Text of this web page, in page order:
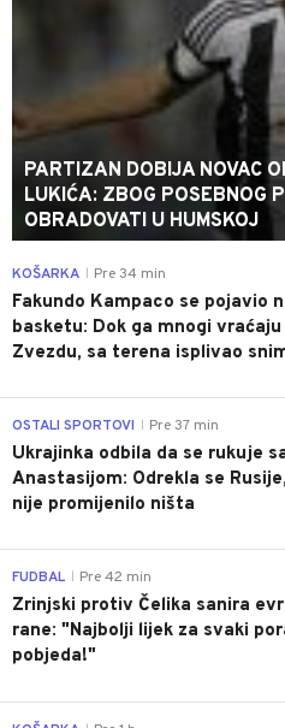
PARTIZAN DOBIJA NOVAC
LUKIĆA: ZBOG POSEBNOG
OBRADOVATI U HUMSKOJ
KOŠARKA Pre 34 min
Fakundo Kampaco se pojavio
basketu: Dok ga mnogi vraćaju
Zvezdu, sa terena isplivao
OSTALI SPORTOVI Pre 37 min
Ukrajinka odbila da se rukuje
Anastasijom: Odrekla se
nije promijenilo ništa
FUDBAL Pre 42 min
Zrinjski protiv Čelika sanira
rane: "Najbolji lijek za svaki
pobjeda!"